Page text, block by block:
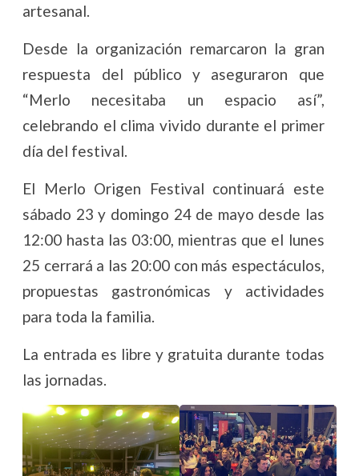
artesanal.
Desde la organización remarcaron la gran
respuesta del público y aseguraron que
“Merlo necesitaba un espacio así”,
celebrando el clima vivido durante el primer
día del festival.
El Merlo Origen Festival continuará este
sábado 23 y domingo 24 de mayo desde las
12:00 hasta las 03:00, mientras que el lunes
25 cerrará a las 20:00 con más espectáculos,
propuestas gastronómicas y actividades
para toda la familia.
La entrada es libre y gratuita durante todas
las jornadas.